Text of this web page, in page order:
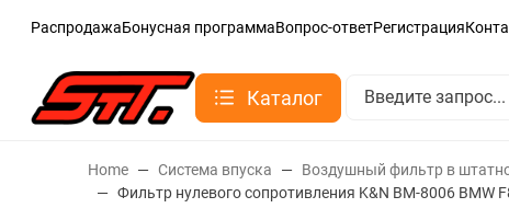
РаспродажаБонусная программаВопрос-ответРегистрация
Каталог
Home Система впуска Воздушный фильтр в
Фильтр нулевого сопротивления K&N BM-8006 BMW